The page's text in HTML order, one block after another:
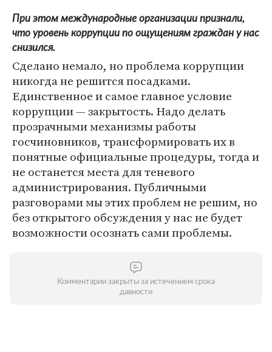
При этом международные организации признали,
что уровень коррупции по ощущениям граждан у нас
снизился.
Сделано немало, но проблема коррупции
никогда не решится посадками.
Единственное и самое главное условие
коррупции — закрытость. Надо делать
прозрачными механизмы работы
госчиновников, трансформировать их в
понятные официальные процедуры, тогда и
не останется места для теневого
администрирования. Публичными
разговорами мы этих проблем не решим, но
без открытого обсуждения у нас не будет
возможности осознать сами проблемы.
Комментарии закрыты за истечением срока
давности